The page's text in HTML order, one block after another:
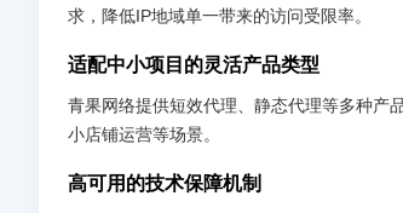
求，降低IP地域单一带来的访问受限率。
适配中小项目的灵活产品类型
青果网络提供短效代理、静态代理等多种产
小店铺运营等场景。
高可用的技术保障机制